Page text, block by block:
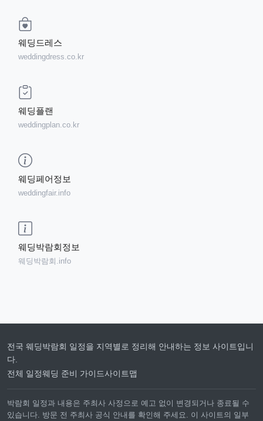
웨딩드레스
weddingdress.co.kr
웨딩플랜
weddingplan.co.kr
웨딩페어정보
weddingfair.info
웨딩박람회정보
웨딩박람회.info
전국 웨딩박람회 일정을 지역별로 정리해 안내하는 정보 사이트입니
다.
전체 일정웨딩 준비 가이드사이트맵
박람회 일정과 내용은 주최사 사정으로 예고 없이 변경되거나 종료될 수
있습니다. 방문 전 주최사 공식 안내를 확인해 주세요. 이 사이트의 일부